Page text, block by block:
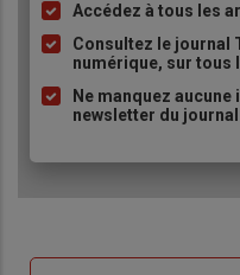
Liste
à
puce
Accédez à tous les
Consultez le journal
numérique, sur tous
Ne manquez
newsletter du